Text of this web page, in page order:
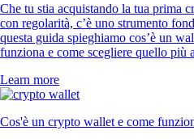
Che tu stia acquistando la tua prima
con regolarità, c’è uno strumento
questa guida spieghiamo cos’è un
funziona e come scegliere quello più
Learn more
Cos'è un crypto wallet e come